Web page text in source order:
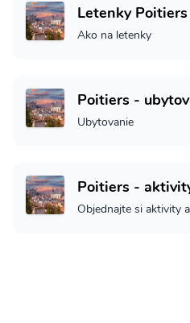
Letenky Poitiers
Ako na letenky
Poitiers -
Ubytovanie
Poitiers -
Objednajte si aktivity